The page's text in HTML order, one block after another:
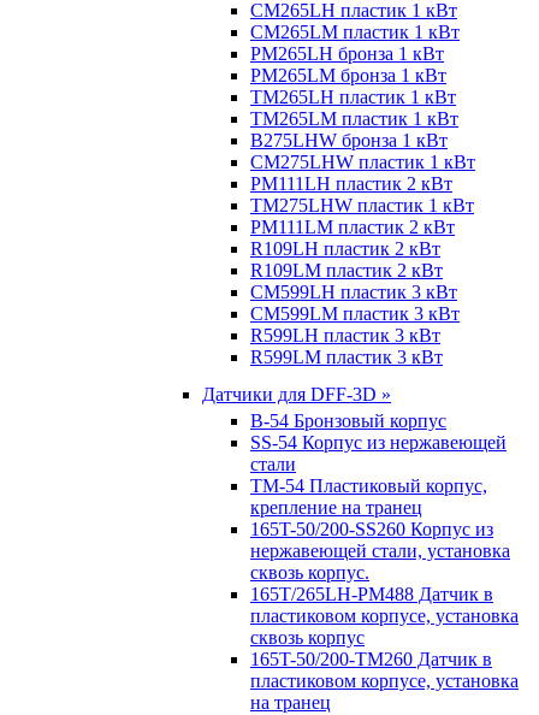
CM265LH пластик 1 кВт
CM265LM пластик 1 кВт
PM265LH бронза 1 кВт
PM265LM бронза 1 кВт
TM265LH пластик 1 кВт
TM265LM пластик 1 кВт
B275LHW бронза 1 кВт
CM275LHW пластик 1 кВт
PM111LH пластик 2 кВт
TM275LHW пластик 1 кВт
PM111LM пластик 2 кВт
R109LH пластик 2 кВт
R109LM пластик 2 кВт
CM599LH пластик 3 кВт
CM599LM пластик 3 кВт
R599LH пластик 3 кВт
R599LM пластик 3 кВт
Датчики для DFF-3D »
B-54 Бронзовый корпус
SS-54 Корпус из нержавеющей
стали
TM-54 Пластиковый корпус,
крепление на транец
165T-50/200-SS260 Корпус из
нержавеющей стали, установка
сквозь корпус.
165T/265LH-PM488 Датчик в
пластиковом корпусе, установка
сквозь корпус
165T-50/200-TM260 Датчик в
пластиковом корпусе, установка
на транец